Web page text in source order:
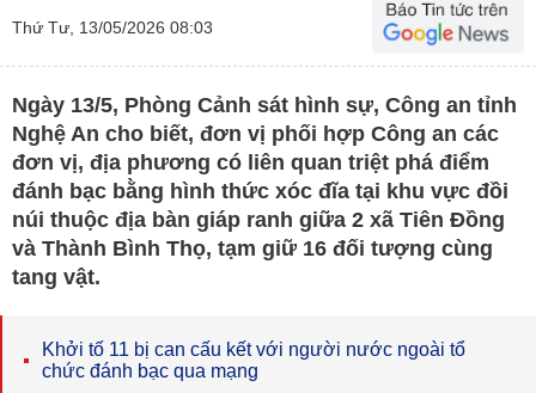
Thứ Tư, 13/05/2026 08:03
Ngày 13/5, Phòng Cảnh sát hình sự, Công an tỉnh
Nghệ An cho biết, đơn vị phối hợp Công an các
đơn vị, địa phương có liên quan triệt phá điểm
đánh bạc bằng hình thức xóc đĩa tại khu vực đồi
núi thuộc địa bàn giáp ranh giữa 2 xã Tiên Đồng
và Thành Bình Thọ, tạm giữ 16 đối tượng cùng
tang vật.
Khởi tố 11 bị can cấu kết với người nước ngoài tổ
chức đánh bạc qua mạng